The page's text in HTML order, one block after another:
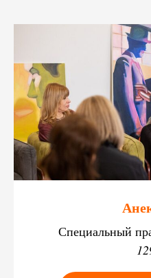
Специальный